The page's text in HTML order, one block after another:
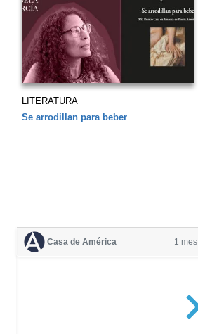
LITERATURA
Se arrodillan para beber
Casa de América 1 mes